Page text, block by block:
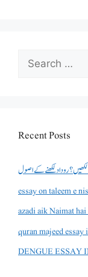
Search
for:
Recent Posts
لکھیں؟ روداد لکھنے کے اصول